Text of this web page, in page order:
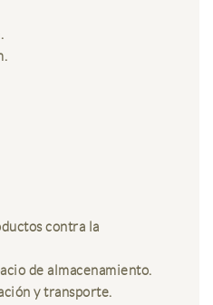
contra la
de almacenamiento.
y transporte.